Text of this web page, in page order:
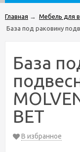
Главная → Мебель для
База под раковину
База
BET
В избранное